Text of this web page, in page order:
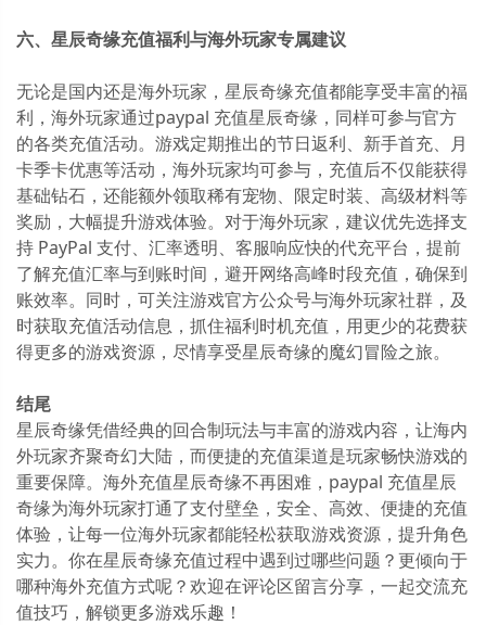
六、星辰奇缘充值福利与海外玩家专属建议
无论是国内还是海外玩家，星辰奇缘充值都能享受丰富的福
利，海外玩家通过paypal 充值星辰奇缘，同样可参与官方
的各类充值活动。游戏定期推出的节日返利、新手首充、月
卡季卡优惠等活动，海外玩家均可参与，充值后不仅能获得
基础钻石，还能额外领取稀有宠物、限定时装、高级材料等
奖励，大幅提升游戏体验。对于海外玩家，建议优先选择支
持 PayPal 支付、汇率透明、客服响应快的代充平台，提前
了解充值汇率与到账时间，避开网络高峰时段充值，确保到
账效率。同时，可关注游戏官方公众号与海外玩家社群，及
时获取充值活动信息，抓住福利时机充值，用更少的花费获
得更多的游戏资源，尽情享受星辰奇缘的魔幻冒险之旅。
结尾
星辰奇缘凭借经典的回合制玩法与丰富的游戏内容，让海内
外玩家齐聚奇幻大陆，而便捷的充值渠道是玩家畅快游戏的
重要保障。海外充值星辰奇缘不再困难，paypal 充值星辰
奇缘为海外玩家打通了支付壁垒，安全、高效、便捷的充值
体验，让每一位海外玩家都能轻松获取游戏资源，提升角色
实力。你在星辰奇缘充值过程中遇到过哪些问题？更倾向于
哪种海外充值方式呢？欢迎在评论区留言分享，一起交流充
值技巧，解锁更多游戏乐趣！